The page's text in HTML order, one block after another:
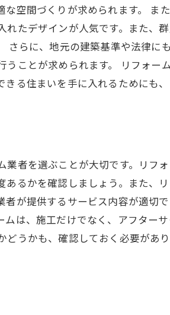
空間づくりが求められます。
たデザインが人気です。また、
さらに、地元の建築基準や法律
ことが求められます。 リフォ
る住まいを手に入れるためにも
者を選ぶことが大切です。リフ
るかを確認しましょう。また、
が提供するサービス内容が適切
は、施工だけでなく、アフター
どうかも、確認しておく必要が